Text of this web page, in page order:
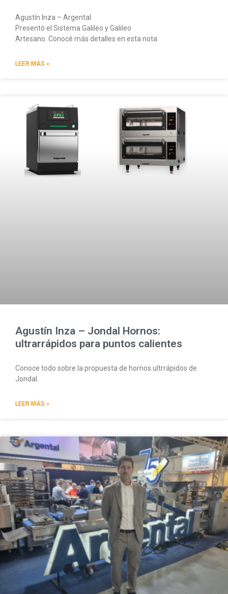
Agustín Inza – Argental
Presentó el Sistema Galileo y Galileo
Artesano. Conocé más detalles en esta nota.
LEER MÁS »
Agustín Inza – Jondal Hornos:
ultrarrápidos para puntos calientes
Conoce todo sobre la propuesta de hornos ultrrápidos de
Jondal.
LEER MÁS »